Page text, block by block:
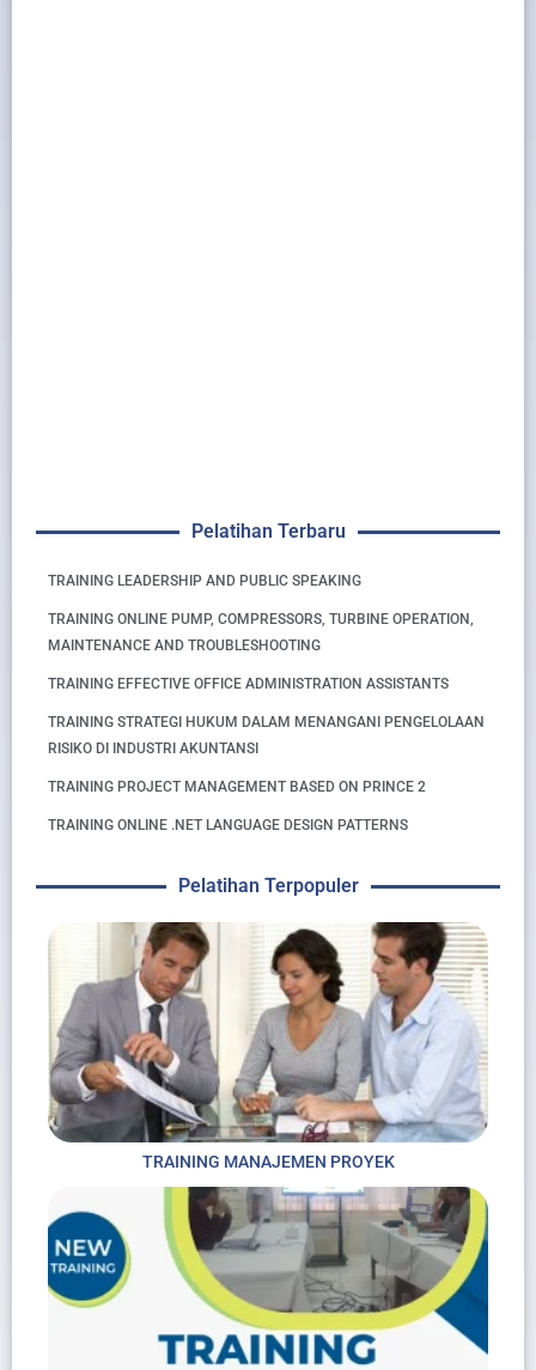
Pelatihan Terbaru
TRAINING LEADERSHIP AND PUBLIC SPEAKING
TRAINING ONLINE PUMP, COMPRESSORS, TURBINE OPERATION,
MAINTENANCE AND TROUBLESHOOTING
TRAINING EFFECTIVE OFFICE ADMINISTRATION ASSISTANTS
TRAINING STRATEGI HUKUM DALAM MENANGANI PENGELOLAAN
RISIKO DI INDUSTRI AKUNTANSI
TRAINING PROJECT MANAGEMENT BASED ON PRINCE 2
TRAINING ONLINE .NET LANGUAGE DESIGN PATTERNS
Pelatihan Terpopuler
TRAINING MANAJEMEN PROYEK